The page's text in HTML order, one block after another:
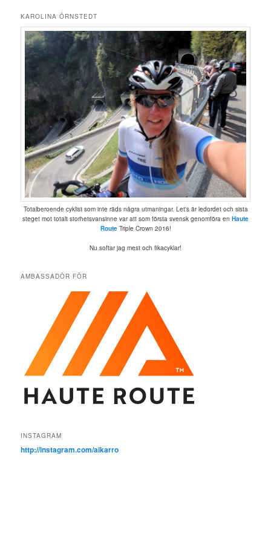
KAROLINA ÖRNSTEDT
Totalberoende cyklist som inte räds några utmaningar. Let's är ledordet och sista
steget mot totalt storhetsvansinne var att som första svensk genomföra en Haute
RouteTriple Crown 2016!
Nu softar jag mest och fikacyklar!
AMBASSADÖR FÖR
INSTAGRAM
http://instagram.com/aikarro